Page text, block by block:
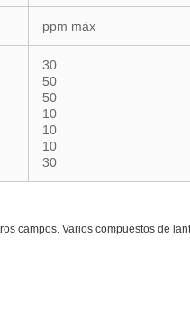
ppm máx
30
50
50
10
10
10
30
campos. Varios compuestos de